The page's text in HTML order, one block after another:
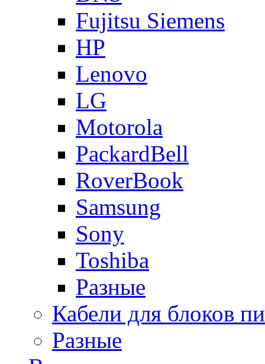
Fujitsu Siemens
HP
Lenovo
LG
Motorola
PackardBell
RoverBook
Samsung
Sony
Toshiba
Разные
Кабели для блоков
Разные